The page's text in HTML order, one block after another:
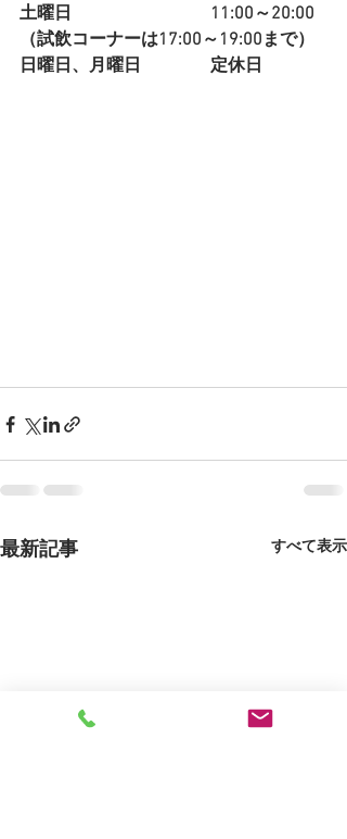
土曜日 11:00～20:00
（試飲コーナーは17:00～19:00まで）
日曜日、月曜日　　　　定休日
最新記事 すべて表示